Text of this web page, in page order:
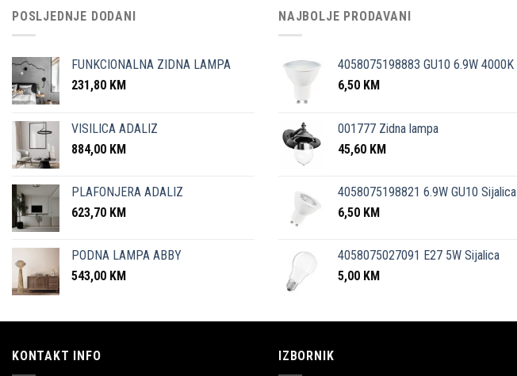
POSLJEDNJE DODANI
FUNKCIONALNA ZIDNA LAMPA
231,80 KM
VISILICA ADALIZ
884,00 KM
PLAFONJERA ADALIZ
623,70 KM
PODNA LAMPA ABBY
543,00 KM
NAJBOLJE PRODAVANI
4058075198883 GU10 6.9W 4000K
6,50 KM
001777 Zidna lampa
45,60 KM
4058075198821 6.9W GU10 Sijalica
6,50 KM
4058075027091 E27 5W Sijalica
5,00 KM
KONTAKT INFO IZBORNIK